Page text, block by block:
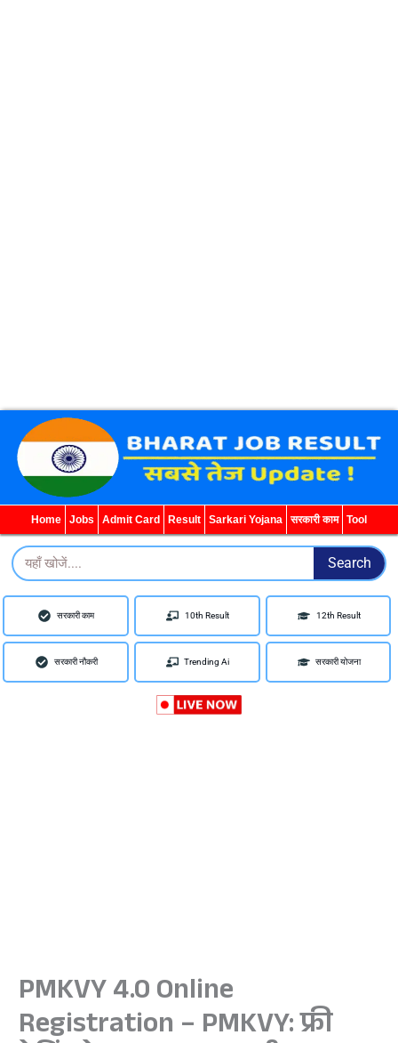
Home Jobs Admit Card Result Sarkari Yojana सरकारी काम Tool
Search Search
सरकारी काम 10th Result 12th Result
सरकारी नौकरी Trending Ai सरकारी योजना
PMKVY 4.0 Online
Registration – PMKVY: फ्री
WhatsApp TelegramYouTube Facebook